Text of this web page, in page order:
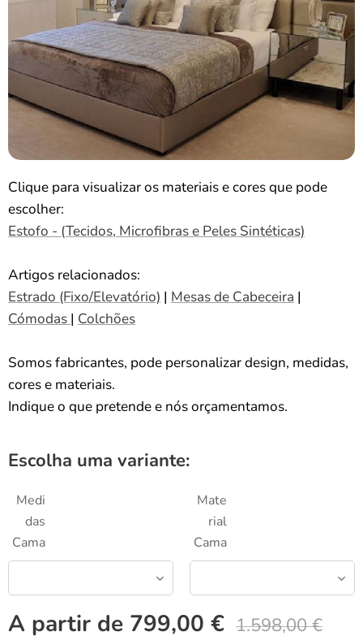
Clique para visualizar os materiais e cores que pode
escolher:
Estofo - (Tecidos, Microfibras e Peles Sintéticas)
Artigos relacionados:
Estrado (Fixo/Elevatório) | Mesas de Cabeceira |
Cómodas | Colchões
Somos fabricantes, pode personalizar design, medidas,
cores e materiais.
Indique o que pretende e nós orçamentamos.
Escolha uma variante:
Medi
das
Cama
Mate
rial
Cama
A partir de 799,00 € 1.598,00€